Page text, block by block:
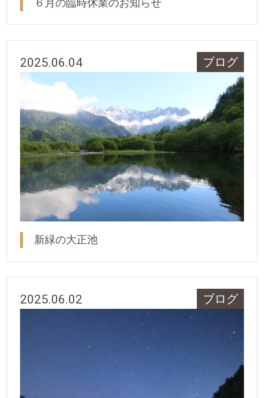
６月の臨時休業のお知らせ
2025.06.04 ブログ
新緑の大正池
2025.06.02 ブログ